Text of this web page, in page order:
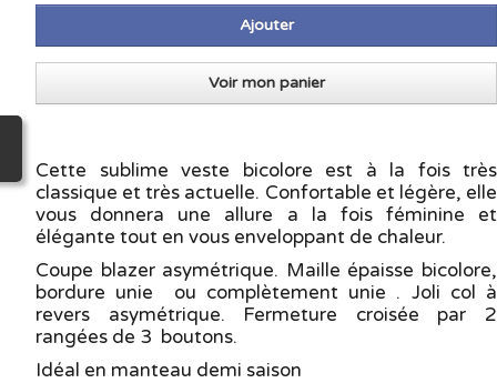
Ajouter
Voir mon panier
Cette sublime veste bicolore est à la fois très
classique et très actuelle. Confortable et légère, elle
vous donnera une allure a la fois féminine et
élégante tout en vous enveloppant de chaleur.
Coupe blazer asymétrique. Maille épaisse bicolore,
bordure unie ou complètement unie . Joli col à
revers asymétrique. Fermeture croisée par 2
rangées de 3 boutons.
Idéal en manteau demi saison